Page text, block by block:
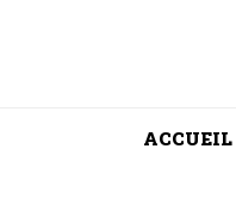
ACCUEIL